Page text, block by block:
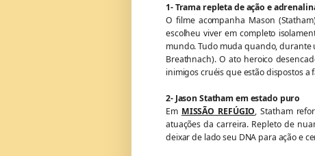
1- Trama repleta de ação e
O filme acompanha Mason
escolheu viver em completo
mundo. Tudo muda quando, durante
Breathnach). O ato heroico
inimigos cruéis que estão dispostos
2- Jason Statham em estado puro
Em MISSÃO REFÚGIO, Statham
atuações da carreira. Repleto de
deixar de lado seu DNA para ação e